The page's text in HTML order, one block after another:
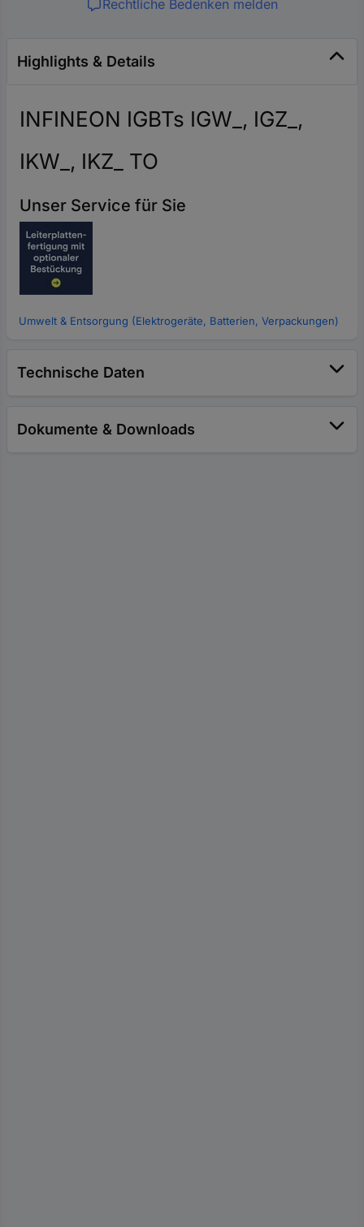
Rechtliche Bedenken melden
Highlights & Details
INFINEON IGBTs IGW_, IGZ_,
IKW_, IKZ_ TO
Unser Service für Sie
Umwelt & Entsorgung (Elektrogeräte, Batterien, Verpackungen)
Technische Daten
Dokumente & Downloads